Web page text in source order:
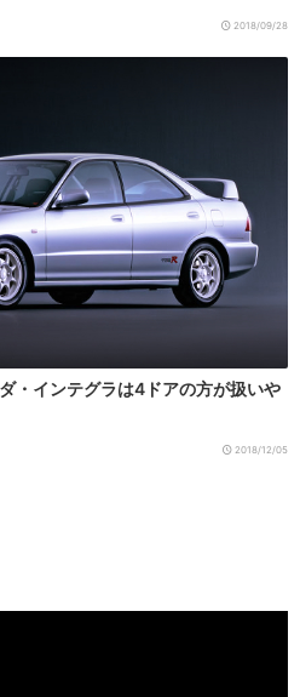
2018/09/28
・インテグラは4ドアの方が扱いや
2018/12/05